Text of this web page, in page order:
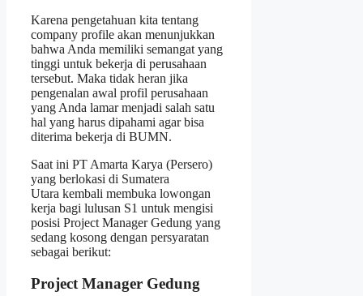
Karena pengetahuan kita tentang
company profile akan menunjukkan
bahwa Anda memiliki semangat yang
tinggi untuk bekerja di perusahaan
tersebut. Maka tidak heran jika
pengenalan awal profil perusahaan
yang Anda lamar menjadi salah satu
hal yang harus dipahami agar bisa
diterima bekerja di BUMN.
Saat ini PT Amarta Karya (Persero)
yang berlokasi di Sumatera
Utara kembali membuka lowongan
kerja bagi lulusan S1 untuk mengisi
posisi Project Manager Gedung yang
sedang kosong dengan persyaratan
sebagai berikut:
Project Manager Gedung